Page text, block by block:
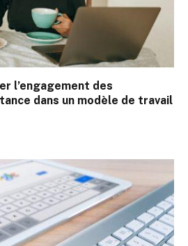
l’engagement des
dans un modèle de travail